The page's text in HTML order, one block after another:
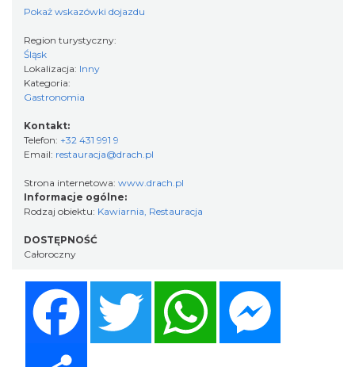
Pokaż wskazówki dojazdu
Region turystyczny:
Śląsk
Lokalizacja: Inny
Kategoria:
Gastronomia
Kontakt:
Telefon: +32 431 991 9
Email: restauracja@drach.pl
Strona internetowa: www.drach.pl
Informacje ogólne:
Rodzaj obiektu: Kawiarnia, Restauracja
DOSTĘPNOŚĆ
Całoroczny
Twitter WhatsApp